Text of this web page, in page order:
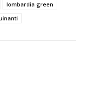
lombardia green